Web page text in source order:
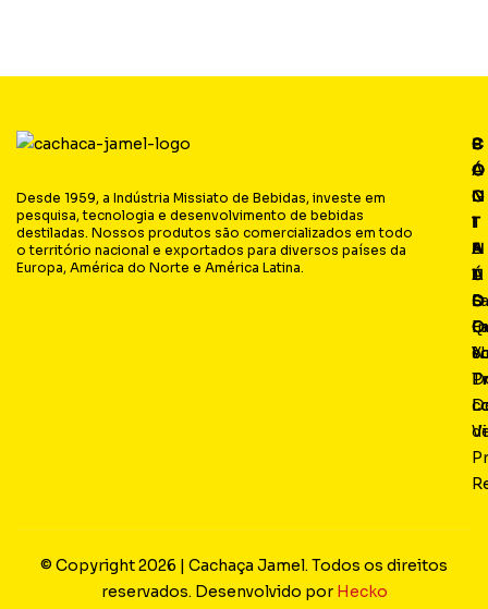
Desde 1959, a Indústria Missiato de Bebidas, investe em
pesquisa, tecnologia e desenvolvimento de bebidas
destiladas. Nossos produtos são comercializados em todo
o território nacional e exportados para diversos países da
Europa, América do Norte e América Latina.
P
Á
G
I
N
A
S
C
O
N
T
E
Ú
D
O
C
O
N
T
A
T
O
S
O
C
I
A
L
© Copyright 2026 | Cachaça Jamel. Todos os direitos
reservados. Desenvolvido por Hecko